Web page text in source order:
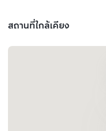
สถานที่ใกล้เคียง